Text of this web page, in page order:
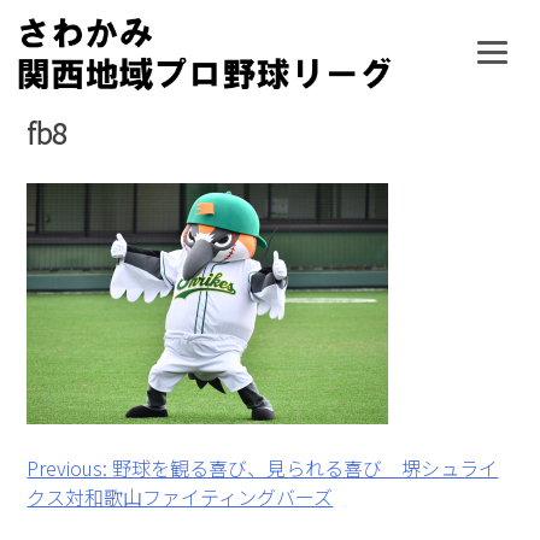
Skip
content
fb8
投
稿
Previous: 野球を観る喜び、見られる喜び 堺シュライ
クス対和歌山ファイティングバーズ